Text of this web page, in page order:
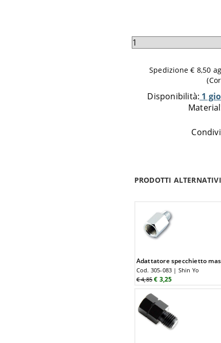
Disponibilità: 1
Seleziona
aggiungere
carrello
Spedizione € 8,50
PRODOTTI ALTERNATIVI
Adattatore specchietto
Cod. 305-083 | Shin Yo
€ 4,85 € 3,25